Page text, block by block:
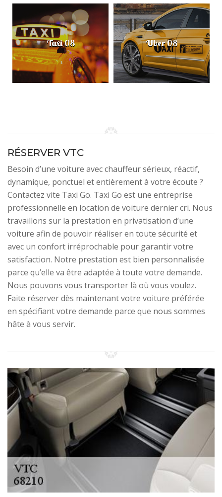
Taxi 08 Uber 08
RÉSERVER VTC
Besoin d’une voiture avec chauffeur sérieux, réactif,
dynamique, ponctuel et entièrement à votre écoute ?
Contactez vite Taxi Go. Taxi Go est une entreprise
professionnelle en location de voiture dernier cri. Nous
travaillons sur la prestation en privatisation d’une
voiture afin de pouvoir réaliser en toute sécurité et
avec un confort irréprochable pour garantir votre
satisfaction. Notre prestation est bien personnalisée
parce qu’elle va être adaptée à toute votre demande.
Nous pouvons vous transporter là où vous voulez.
Faite réserver dès maintenant votre voiture préférée
en spécifiant votre demande parce que nous sommes
hâte à vous servir.